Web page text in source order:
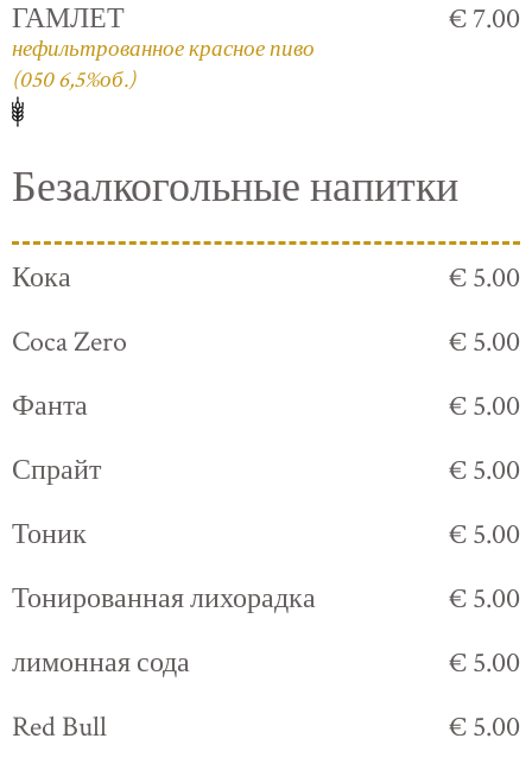
ГАМЛЕТ
нефильтрованное красное пиво
(050 6,5%об.)
€ 7.00
Безалкогольные напитки
Кока
€ 5.00
Coca Zero
€ 5.00
Фанта
€ 5.00
Спрайт
€ 5.00
Тоник
€ 5.00
Тонированная лихорадка
€ 5.00
лимонная сода
€ 5.00
Red Bull
€ 5.00